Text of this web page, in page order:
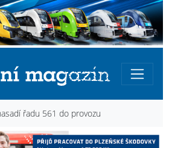
řadu 561 do provozu